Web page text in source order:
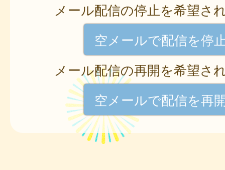
メール配信の停止を希望さ
空メールで配信を停
メール配信の再開を希望さ
空メールで配信を再